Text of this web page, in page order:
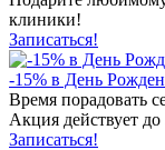
клиники!
Записаться!
-15% в День
Время порадовать
Акция действует
Записаться!